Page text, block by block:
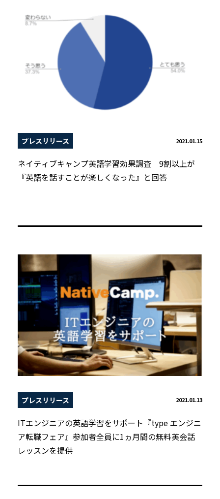
プレスリリース 2021.01.15
ネイティブキャンプ英語学習効果調査 9割以上が
『英語を話すことが楽しくなった』と回答
プレスリリース 2021.01.13
ITエンジニアの英語学習をサポート『type エンジニ
ア転職フェア』参加者全員に1ヵ月間の無料英会話
レッスンを提供